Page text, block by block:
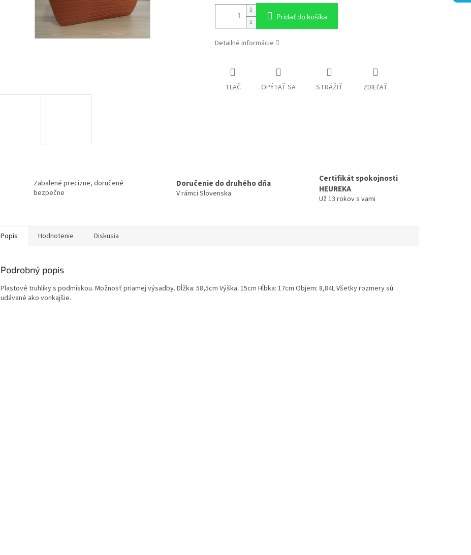
Pridať do košíka
Detailné informácie
TLAČ OPÝTAŤ SA STRÁŽIŤ ZDIEĽAŤ
Zabalené precízne, doručené
bezpečne
Doručenie do druhého dňa
V rámci Slovenska
Certifikát spokojnosti
HEUREKA
Už 13 rokov s vami
Popis Hodnotenie Diskusia
Podrobný popis
Plastové truhlíky s podmiskou. Možnosť priamej výsadby. Dĺžka: 58,5cm Výška: 15cm Hĺbka: 17cm Objem: 8,84L Všetky rozmery sú
udávané ako vonkajšie.